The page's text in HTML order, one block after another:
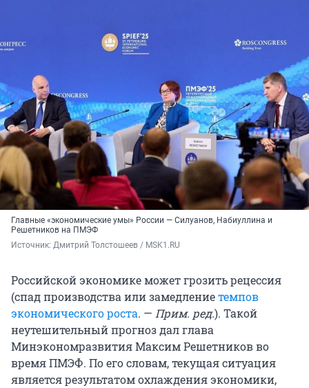
Главные «экономические умы» России — Силуанов, Набиуллина и
Решетников на ПМЭФ
Источник: Дмитрий Толстошеев / MSK1.RU
Российской экономике может грозить рецессия
(спад производства или замедлениетемпов
экономического роста. — Прим. ред.). Такой
неутешительный прогноз дал глава
Минэкономразвития Максим Решетников во
время ПМЭФ. По его словам, текущая ситуация
является результатом охлаждения экономики,